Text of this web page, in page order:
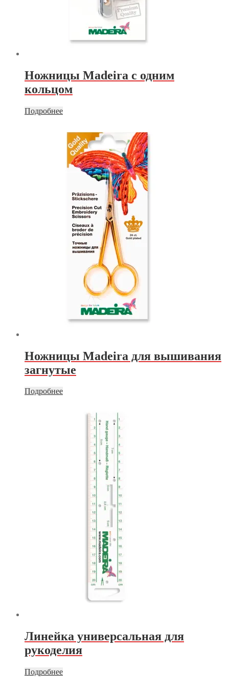
Ножницы Madeira с одним
кольцом
Подробнее
Ножницы Madeira для вышивания
загнутые
Подробнее
Линейка универсальная для
рукоделия
Подробнее